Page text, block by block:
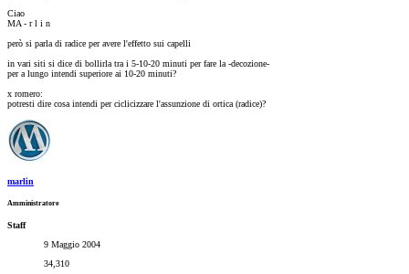
Ciao
MA - r l i n
però si parla di radice per avere l'effetto sui capelli
in vari siti si dice di bollirla tra i 5-10-20 minuti per fare la -decozione-
per a lungo intendi superiore ai 10-20 minuti?
x romero:
potresti dire cosa intendi per ciclicizzare l'assunzione di ortica (radice)?
marlin
Amministratore
Staff
9 Maggio 2004
34,310